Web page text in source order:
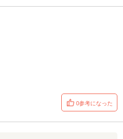
0参考になった